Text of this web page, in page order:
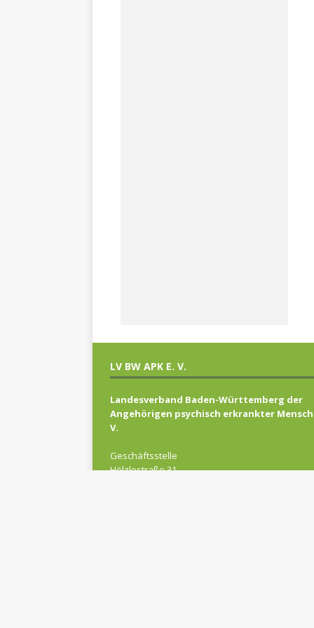
LV BW APK E. V.
Landesverband Baden-Württemberg der
Angehörigen psychisch erkrankter
V.
Geschäftsstelle
Hölzlestraße 31